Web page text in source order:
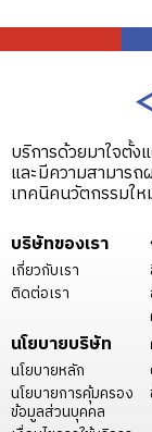
บริการด้วยมาใจตั้ง
และมีความสามาร
เทคนิคนวัตกรรมใ
บริษัทของเรา
เกี่ยวกับเรา
ติดต่อเรา
นโยบายบริษัท
นโยบายหลัก
นโยบายการคุ้มครอง
ข้อมูลส่วนบุคคล